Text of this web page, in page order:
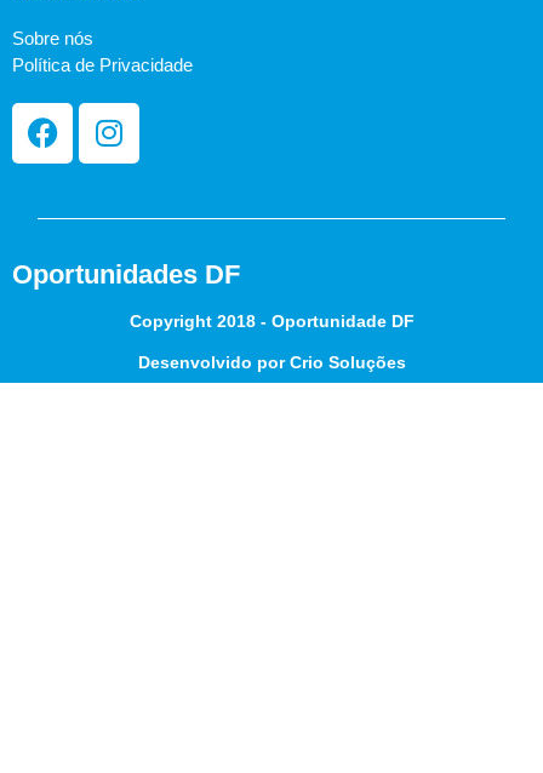
Sobre nós
Política de Privacidade
Oportunidades DF
Copyright 2018 - Oportunidade DF
Desenvolvido por Crio Soluções